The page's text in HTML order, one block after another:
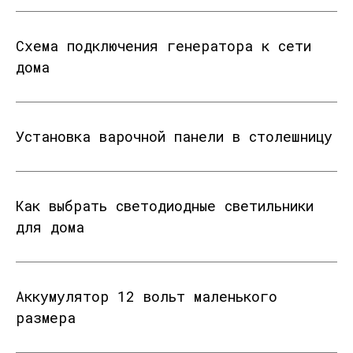
Схема подключения генератора к сети
дома
Установка варочной панели в столешницу
Как выбрать светодиодные светильники
для дома
Аккумулятор 12 вольт маленького
размера